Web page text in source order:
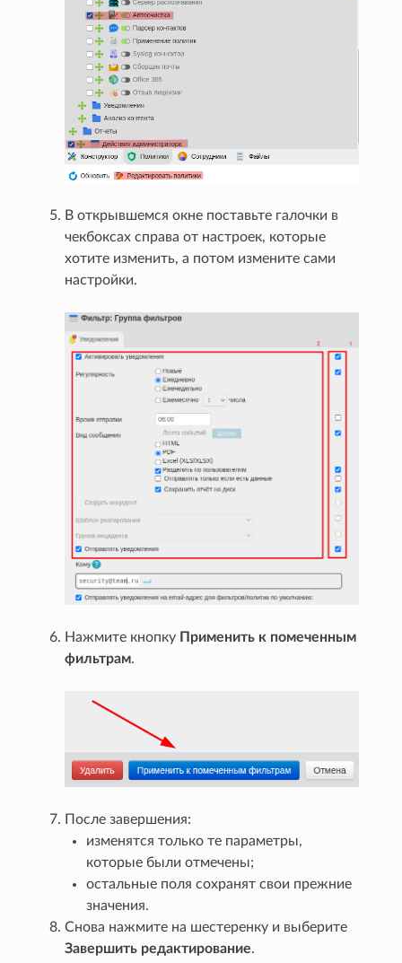
В открывшемся окне поставьте галочки в
чекбоксах справа от настроек, которые
хотите изменить, а потом измените сами
настройки.
Нажмите кнопку Применить к помеченным
фильтрам.
После завершения:
изменятся только те параметры,
которые были отмечены;
остальные поля сохранят свои прежние
значения.
Снова нажмите на шестеренку и выберите
Завершить редактирование.